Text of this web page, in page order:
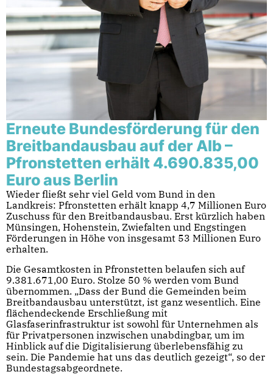
Erneute Bundesförderung für den
Breitbandausbau auf der Alb –
Pfronstetten erhält 4.690.835,00
Euro aus Berlin
Wieder fließt sehr viel Geld vom Bund in den
Landkreis: Pfronstetten erhält knapp 4,7 Millionen Euro
Zuschuss für den Breitbandausbau. Erst kürzlich haben
Münsingen, Hohenstein, Zwiefalten und Engstingen
Förderungen in Höhe von insgesamt 53 Millionen Euro
erhalten.
Die Gesamtkosten in Pfronstetten belaufen sich auf
9.381.671,00 Euro. Stolze 50 % werden vom Bund
übernommen. „Dass der Bund die Gemeinden beim
Breitbandausbau unterstützt, ist ganz wesentlich. Eine
flächendeckende Erschließung mit
Glasfaserinfrastruktur ist sowohl für Unternehmen als
für Privatpersonen inzwischen unabdingbar, um im
Hinblick auf die Digitalisierung überlebensfähig zu
sein. Die Pandemie hat uns das deutlich gezeigt“, so der
Bundestagsabgeordnete.